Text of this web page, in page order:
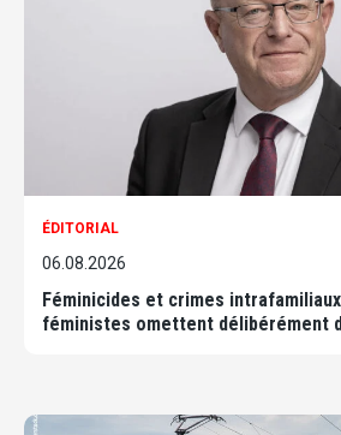
ÉDITORIAL
06.08.2026
Féminicides et crimes
féministes omettent délibérément